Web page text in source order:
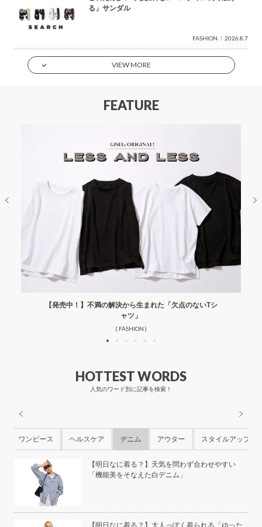
る」サンダル
FASHION 2026.8.7
VIEW MORE
FEATURE
【発売中！】不満の解決から生まれた「欠点のないTシ
ャツ」
( FASHION )
HOTTEST WORDS
人気のワード別に記事を検索！
ワンピース ヘルスケア デニム アウター スタイルアップ
【明日なに着る？】天気を問わず合わせやすい
「機能美をそなえた白デニム」
【明日なに着る？】大人っぽく着られる「ゆった